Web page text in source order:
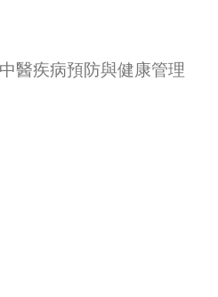
醫疾病預防與健康管理